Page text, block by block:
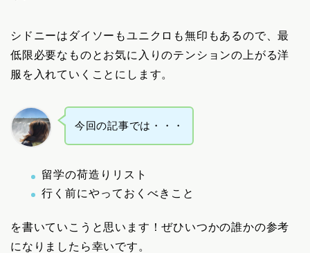
シドニーはダイソーもユニクロも無印もあるので、最
低限必要なものとお気に入りのテンションの上がる洋
服を入れていくことにします。
今回の記事では・・・
留学の荷造りリスト
行く前にやっておくべきこと
を書いていこうと思います！ぜひいつかの誰かの参考
になりましたら幸いです。